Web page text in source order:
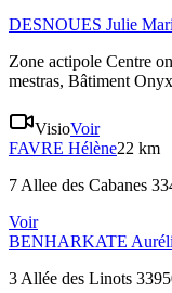
DESNOUES Julie
Zone actipole Centre
mestras, Bâtiment
VisioVoir
FAVRE Hélène22 km
7 Allee des Cabanes
Voir
BENHARKATE
3 Allée des Linots